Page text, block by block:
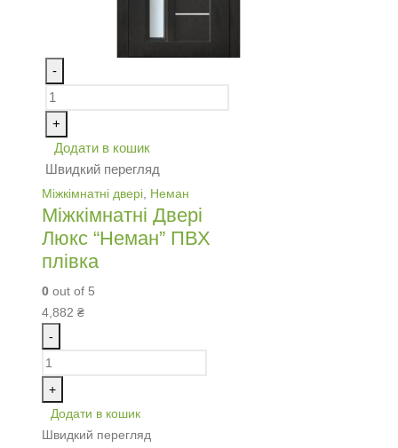
-
+
Додати в кошик
Швидкий перегляд
Міжкімнатні двері, Неман
Міжкімнатні Двері
Люкс “Неман” ПВХ
плівка
0 out of 5
4,882 ₴
-
+
Додати в кошик
Швидкий перегляд